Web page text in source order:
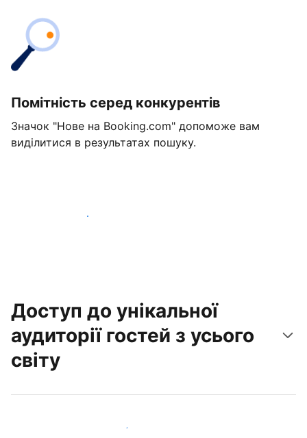
Помітність серед конкурентів
Значок "Нове на Booking.com" допоможе вам
виділитися в результатах пошуку.
Розпочати вже сьогодні
Доступ до унікальної
аудиторії гостей з усього
світу
Привабити нових гостей вже сьогодні